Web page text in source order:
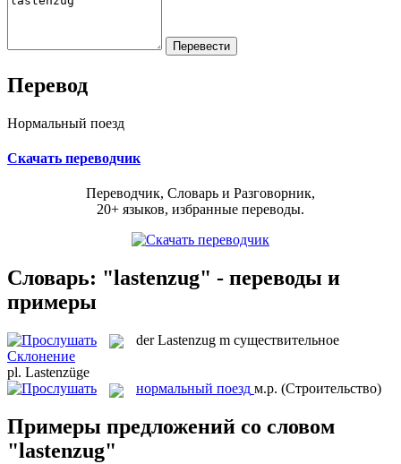
Перевод
Нормальный поезд
Скачать переводчик
Переводчик, Словарь и Разговорник,
20+ языков, избранные переводы.
Словарь: "lastenzug" - переводы и
примеры
derLastenzug m существительное
Склонение
pl. Lastenzüge
нормальный поезд м.р. (Строительство)
Примеры предложений со словом
"lastenzug"